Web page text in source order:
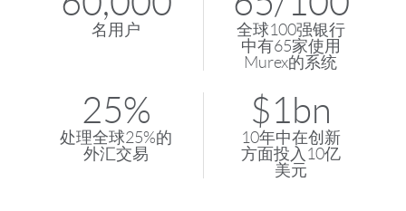
名用户
全球100强银行
中有65家使用
Murex的系统
25%
处理全球25%的
外汇交易
$1bn
10年中在创新
方面投入10亿
美元